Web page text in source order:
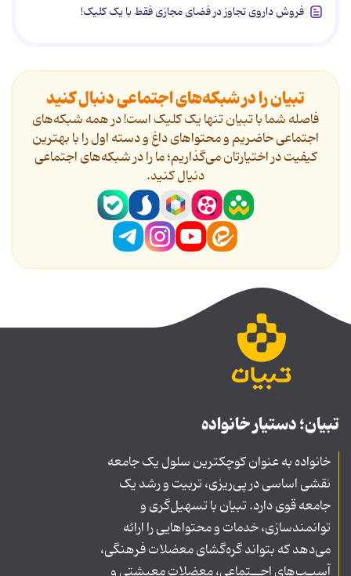
فروش داروی تجاوز در فضای مجازی فقط با یک کلیک!
تبیان را در شبکه‌های اجتماعی دنبال کنید
فاصله شما با تبیان تنها یک کلیک است! در همه شبکه‌های
اجتماعی حاضریم و محتواهای داغ و دسته اول را با بهترین
کیفیت در اختیارتان می‌گذاریم؛ ما را در شبکه‌های اجتماعی
دنیال کنید.
تبیان؛ دستیار خانواده
خانواده به عنوان کوچکترین سلول یک جامعه
نقشی اساسی در پی‌ریزی، تربیت و رشد یک
جامعه قوی دارد. تبیان با تسهیل‌گری و
توانمندسازی، خدمات و محتواهایی را ارائه
می‌دهد که بتواند گره‌گشای معضلات فرهنگی،
آسیـب‌های اجــتماعی، معضلات معیشتی و